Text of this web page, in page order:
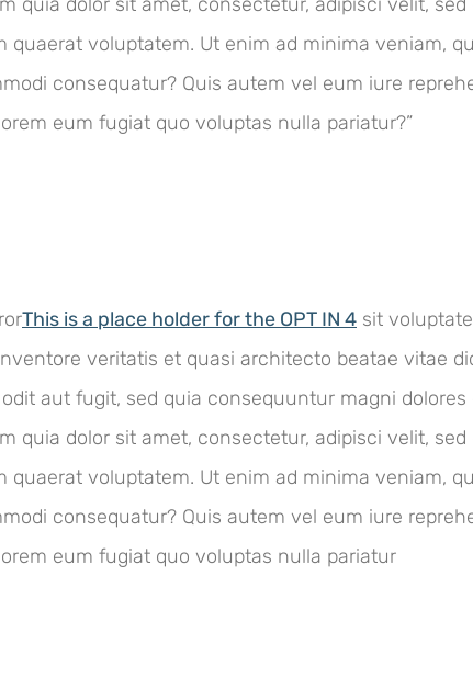
voluptatem. Ut enim ad minima veniam,
consequatur? Quis autem vel eum iure
eum fugiat quo voluptas nulla pariatur?”
This is a place holder for the OPT IN 4 sit
veritatis et quasi architecto beatae vitae
aut fugit, sed quia consequuntur magni
quia dolor sit amet, consectetur, adipisci velit,
voluptatem. Ut enim ad minima veniam,
consequatur? Quis autem vel eum iure
eum fugiat quo voluptas nulla pariatur